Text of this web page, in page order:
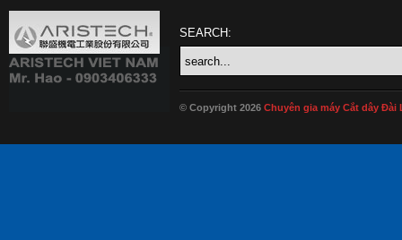
SEARCH:
© Copyright 2026 Chuyên gia máy Cắt dây Đài